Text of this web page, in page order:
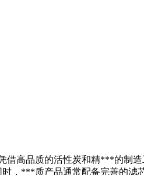
高品质的活性炭和精***的制
，***质产品通常配备完善的滤